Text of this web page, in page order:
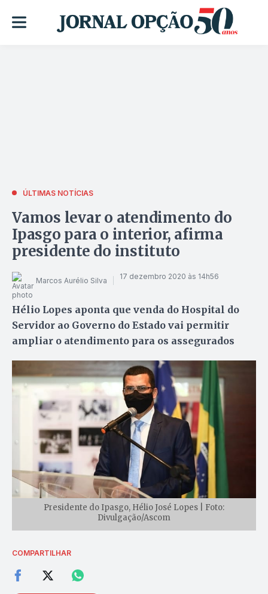
ÚLTIMAS NOTÍCIAS
Vamos levar o atendimento do
Ipasgo para o interior, afirma
presidente do instituto
Marcos Aurélio Silva 17 dezembro 2020 às 14h56
Hélio Lopes aponta que venda do Hospital do
Servidor ao Governo do Estado vai permitir
ampliar o atendimento para os assegurados
Presidente do Ipasgo, Hélio José Lopes | Foto:
Divulgação/Ascom
COMPARTILHAR